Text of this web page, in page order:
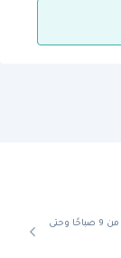
من الأحد إلى الخميس من 9 صباحًا وحتى